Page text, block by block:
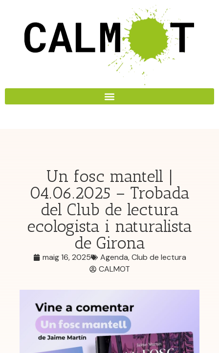
Un fosc mantell |
04.06.2025 – Trobada
del Club de lectura
ecologista i naturalista
de Girona
maig 16, 2025 Agenda,Club de lectura
CALMOT